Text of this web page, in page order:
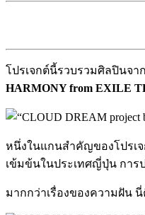
โปรเจกต์นี้รวบรวมศิลปินจา
HARMONY from EXILE
หนึ่งในแกนสำคัญของโปรเจ
เข้มข้นในประเทศญี่ปุ่น การ
มากกว่าเรื่องของความฝัน